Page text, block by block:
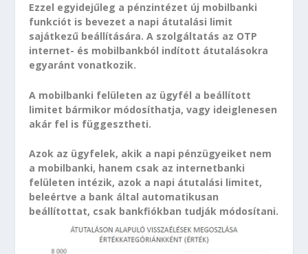
Ezzel egyidejűleg a pénzintézet új mobilbanki
funkciót is bevezet a napi átutalási limit
sajátkezű beállítására. A szolgáltatás az OTP
internet- és mobilbankból indított átutalásokra
egyaránt vonatkozik.
A mobilbanki felületen az ügyfél a beállított
limitet bármikor módosíthatja, vagy ideiglenesen
akár fel is függesztheti.
Azok az ügyfelek, akik a napi pénzügyeiket nem
a mobilbanki, hanem csak az internetbanki
felületen intézik, azok a napi átutalási limitet,
beleértve a bank által automatikusan
beállítottat, csak bankfiókban tudják módosítani.